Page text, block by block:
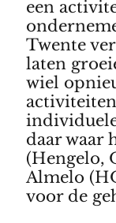
een
Twente
laten
wiel
daar waar
(Hengelo,
Almelo
voor de